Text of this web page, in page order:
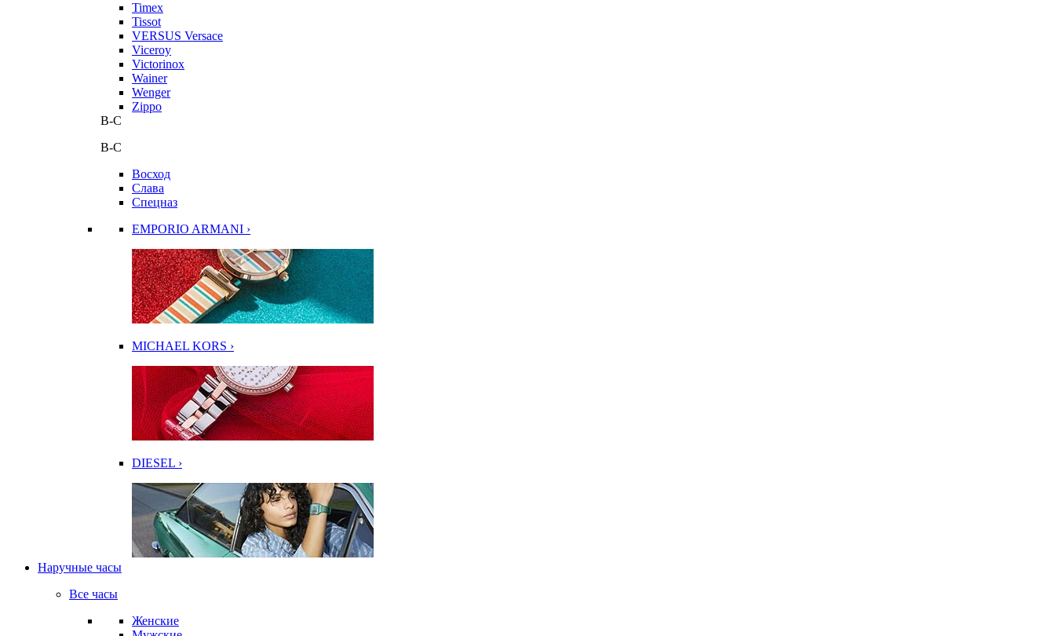
Timex
Tissot
VERSUS Versace
Viceroy
Victorinox
Wainer
Wenger
Zippo
В-С
В-С
Восход
Слава
Спецназ
EMPORIO ARMANI ›
MICHAEL KORS ›
DIESEL ›
Наручные часы
Все часы
Женские